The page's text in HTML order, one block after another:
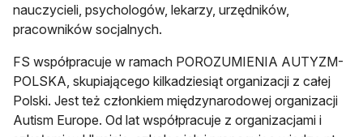
nauczycieli, psychologów, lekarzy, urzędników,
pracowników socjalnych.
FS współpracuje w ramach POROZUMIENIA AUTYZM-
POLSKA, skupiającego kilkadziesiąt organizacji z całej
Polski. Jest też członkiem międzynarodowej organizacji
Autism Europe. Od lat współpracuje z organizacjami i